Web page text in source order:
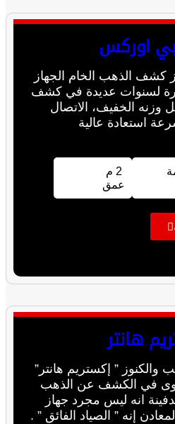
اوركس
الذهب الخام الجهاز
لسنوات عديدة في كشف
وزنه الخفيف، الاتصال
استعادة عالية
2 م
عمق
هانتر
والكنوز ” إكستريم هانتر”
في الكشف عن الذهب
انه ليس مجرد جهاز
إنه ” الصياد الفائق ” .